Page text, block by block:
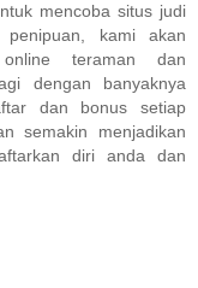
mencoba situs judi
kami akan
teraman dan
dengan banyaknya
dan bonus setiap
semakin menjadikan
diri anda dan